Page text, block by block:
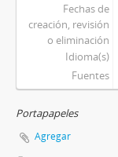
Fechas de
creación, revisión
o eliminación
Idioma(s)
Fuentes
Portapapeles
Agregar